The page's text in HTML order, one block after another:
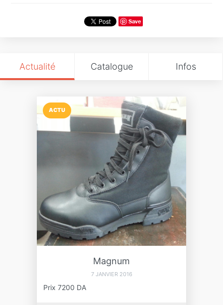
Save
Actualité Catalogue Infos
ACTU
Magnum
7 JANVIER 2016
Prix 7200 DA